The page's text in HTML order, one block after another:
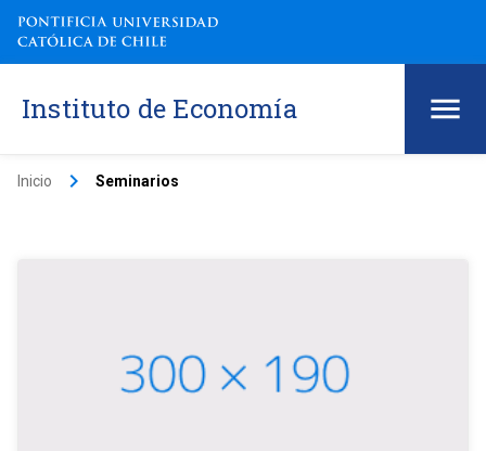
Instituto de Economía
Inicio keyboard_arrow_right Seminarios